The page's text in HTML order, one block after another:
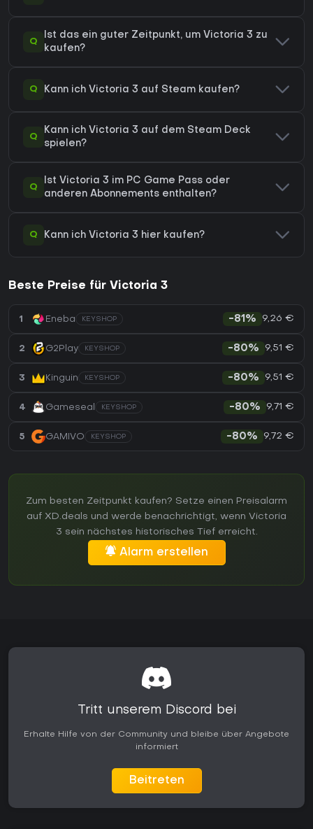
Q
Ist das ein guter Zeitpunkt, um Victoria 3 zu
kaufen?
Q Kann ich Victoria 3 auf Steam kaufen?
Q
Kann ich Victoria 3 auf dem Steam Deck
spielen?
Q
Ist Victoria 3 im PC Game Pass oder
anderen Abonnements enthalten?
Q Kann ich Victoria 3 hier kaufen?
Beste Preise für Victoria 3
1 Eneba KEYSHOP -81% 9,26 €
2 G2Play KEYSHOP -80% 9,51 €
3 Kinguin KEYSHOP -80% 9,51 €
4 Gameseal KEYSHOP -80% 9,71 €
5 GAMIVO KEYSHOP -80% 9,72 €
Zum besten Zeitpunkt kaufen? Setze einen Preisalarm
auf XD.deals und werde benachrichtigt, wenn Victoria
3 sein nächstes historisches Tief erreicht.
Alarm erstellen
Tritt unserem Discord bei
Erhalte Hilfe von der Community und bleibe über Angebote
informiert
Beitreten